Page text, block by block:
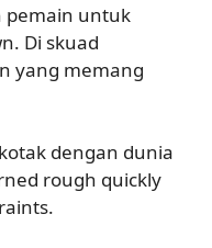
pemain untuk
Di skuad
yang memang
dengan dunia
rough quickly